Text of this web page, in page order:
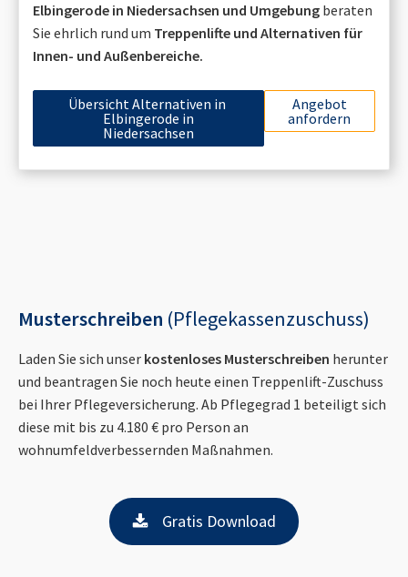
Elbingerode in Niedersachsen und Umgebung beraten
Sie ehrlich rund um Treppenlifte und Alternativen für
Innen- und Außenbereiche.
Übersicht Alternativen in
Elbingerode in
Niedersachsen
Angebot
anfordern
Musterschreiben (Pflegekassenzuschuss)
Laden Sie sich unser kostenloses Musterschreiben herunter
und beantragen Sie noch heute einen Treppenlift-Zuschuss
bei Ihrer Pflegeversicherung. Ab Pflegegrad 1 beteiligt sich
diese mit bis zu 4.180 € pro Person an
wohnumfeldverbessernden Maßnahmen.
Gratis Download